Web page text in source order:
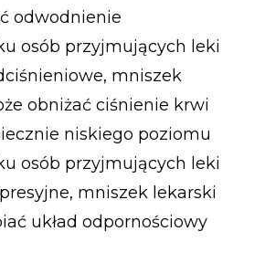
odwodnienie
osób przyjmujących leki
mniszek
obniżać ciśnienie krwi
niskiego poziomu
osób przyjmujących leki
mniszek lekarski
układ odpornościowy